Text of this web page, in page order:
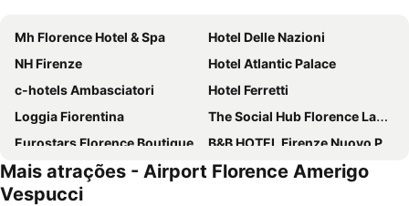
Mh Florence Hotel & Spa
Hotel Delle Nazioni
NH Firenze
Hotel Atlantic Palace
c-hotels Ambasciatori
Hotel Ferretti
Loggia Fiorentina
The Social Hub Florence Lavagnini
Eurostars Florence Boutique
B&B HOTEL Firenze Nuovo Palazzo Di Giustizia
Italiana Hotels Florence
Select Executive Residence
B&B HOTEL Firenze Novoli
Mais atrações - Airport Florence Amerigo
Vespucci